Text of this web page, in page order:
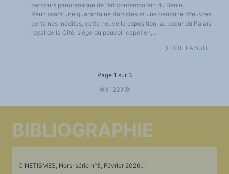
parcours panoramique de l’art contemporain du Bénin.
Réunissant une quarantaine d’artistes et une centaine d’œuvres,
certaines inédites, cette nouvelle exposition, au cœur du Palais
royal de la Cité, siège du pouvoir capétien,...
LIRE LA SUITE...
Page 1 sur 3
1 23
BIBLIOGRAPHIE
CINETISMES, Hors-série n°3, Février 2026...